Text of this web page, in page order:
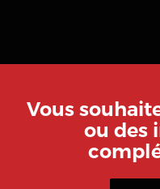
Vous
ou des